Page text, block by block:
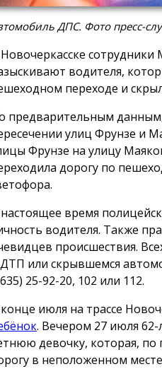
ДПС. Фото пресс-
водителя,
переходе и
предварительным данным,
улиц Фрунзе и
Фрунзе на улицу
дорогу по
время
водителя. Также
происшествия.
или скрывшемся
25-92-20, 102 или 112.
июля на трассе
. Вечером 27 июля 62-
девочку, которая,
в неположенном